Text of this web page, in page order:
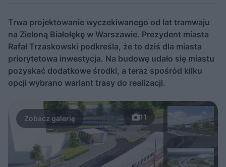
Trwa projektowanie wyczekiwanego od lat tramwaju
na Zieloną Białołękę w Warszawie. Prezydent miasta
Rafał Trzaskowski podkreśla, że to dziś dla miasta
priorytetowa inwestycja. Na budowę udało się miastu
pozyskać dodatkowe środki, a teraz spośród kilku
opcji wybrano wariant trasy do realizacji.
11